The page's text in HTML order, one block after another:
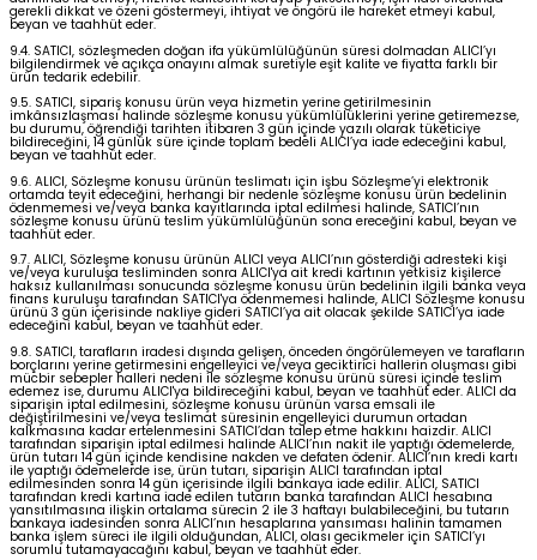
gerekli dikkat ve özeni göstermeyi, ihtiyat ve öngörü ile hareket etmeyi kabul,
beyan ve taahhüt eder.
9.4. SATICI, sözleşmeden doğan ifa yükümlülüğünün süresi dolmadan ALICI’yı
bilgilendirmek ve açıkça onayını almak suretiyle eşit kalite ve fiyatta farklı bir
ürün tedarik edebilir.
9.5. SATICI, sipariş konusu ürün veya hizmetin yerine getirilmesinin
imkânsızlaşması halinde sözleşme konusu yükümlülüklerini yerine getiremezse,
bu durumu, öğrendiği tarihten itibaren 3 gün içinde yazılı olarak tüketiciye
bildireceğini, 14 günlük süre içinde toplam bedeli ALICI’ya iade edeceğini kabul,
beyan ve taahhüt eder.
9.6. ALICI, Sözleşme konusu ürünün teslimatı için işbu Sözleşme’yi elektronik
ortamda teyit edeceğini, herhangi bir nedenle sözleşme konusu ürün bedelinin
ödenmemesi ve/veya banka kayıtlarında iptal edilmesi halinde, SATICI’nın
sözleşme konusu ürünü teslim yükümlülüğünün sona ereceğini kabul, beyan ve
taahhüt eder.
9.7. ALICI, Sözleşme konusu ürünün ALICI veya ALICI’nın gösterdiği adresteki kişi
ve/veya kuruluşa tesliminden sonra ALICI'ya ait kredi kartının yetkisiz kişilerce
haksız kullanılması sonucunda sözleşme konusu ürün bedelinin ilgili banka veya
finans kuruluşu tarafından SATICI'ya ödenmemesi halinde, ALICI Sözleşme konusu
ürünü 3 gün içerisinde nakliye gideri SATICI’ya ait olacak şekilde SATICI’ya iade
edeceğini kabul, beyan ve taahhüt eder.
9.8. SATICI, tarafların iradesi dışında gelişen, önceden öngörülemeyen ve tarafların
borçlarını yerine getirmesini engelleyici ve/veya geciktirici hallerin oluşması gibi
mücbir sebepler halleri nedeni ile sözleşme konusu ürünü süresi içinde teslim
edemez ise, durumu ALICI'ya bildireceğini kabul, beyan ve taahhüt eder. ALICI da
siparişin iptal edilmesini, sözleşme konusu ürünün varsa emsali ile
değiştirilmesini ve/veya teslimat süresinin engelleyici durumun ortadan
kalkmasına kadar ertelenmesini SATICI’dan talep etme hakkını haizdir. ALICI
tarafından siparişin iptal edilmesi halinde ALICI’nın nakit ile yaptığı ödemelerde,
ürün tutarı 14 gün içinde kendisine nakden ve defaten ödenir. ALICI’nın kredi kartı
ile yaptığı ödemelerde ise, ürün tutarı, siparişin ALICI tarafından iptal
edilmesinden sonra 14 gün içerisinde ilgili bankaya iade edilir. ALICI, SATICI
tarafından kredi kartına iade edilen tutarın banka tarafından ALICI hesabına
yansıtılmasına ilişkin ortalama sürecin 2 ile 3 haftayı bulabileceğini, bu tutarın
bankaya iadesinden sonra ALICI’nın hesaplarına yansıması halinin tamamen
banka işlem süreci ile ilgili olduğundan, ALICI, olası gecikmeler için SATICI’yı
sorumlu tutamayacağını kabul, beyan ve taahhüt eder.